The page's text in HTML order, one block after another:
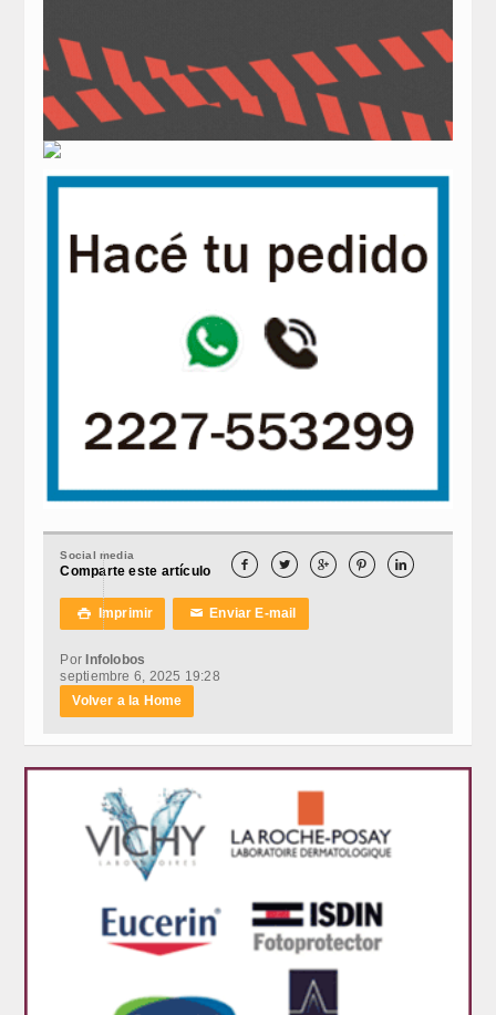
Social media
Comparte este artículo     
 Imprimir ✉Enviar E-mail
Por Infolobos
septiembre 6, 2025 19:28
Volver a la Home